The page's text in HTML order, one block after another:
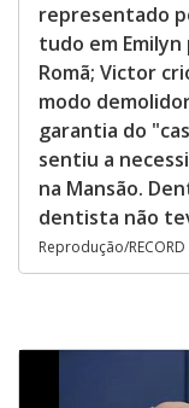
representado
tudo em
Romã; Victor
modo
garantia do
sentiu a
na Mansão.
dentista não
Reprodução/RECORD